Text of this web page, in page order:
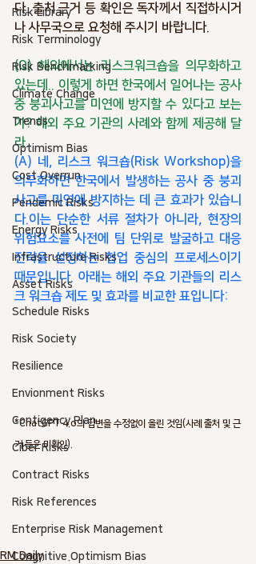
Risk Library
Risk Terminology
Risk Benchmarking
Climate Change
Trends
Optimism Bias
Cost Overrun
Pendemic Risks
Energy Risks
Infrastructure Risks
Asset Risks
Schedule Risks
Risk Society
Resilience
Envionment Risks
Contigency Plan
Ciber Risks
Contract Risks
Risk References
Enterprise Risk Management
Congnitive.Optimism Bias
다. 출처 근거 등 확인은 독자께서 직접하시거
나 사무국으로 요청해 주시기 바랍니다.
(Q) 해외에서는 리스크워크숍을 의무화하고
있는데.. 이렇게 하면 한국에서 일어나는 공사
중 붕괴사고를 미연에 방지할 수 있다고 보는
가? 해외 주요 기관의 사례와 함께 제공해 달
라.
(A) 네, 리스크 워크숍(Risk Workshop)을
의무화하면 한국에서 발생하는 공사 중 붕괴
사고를 미연에 방지하는 데 큰 효과가 있습니
다.이는 단순한 서류 절차가 아니라, 현장의
위험요소를 사전에 팀 단위로 발굴하고 대응
전략을 설정하는 협업 중심의 프로세스이기
때문입니다. 아래는 해외 주요 기관들의 리스
크 워크숍 제도 및 효과를 비교한 표입니다:
*ChatGPT 4.o의 답변을 수정없이 올린 것임(사례 출처 및 근
거 등은 미확인).
RM Daily